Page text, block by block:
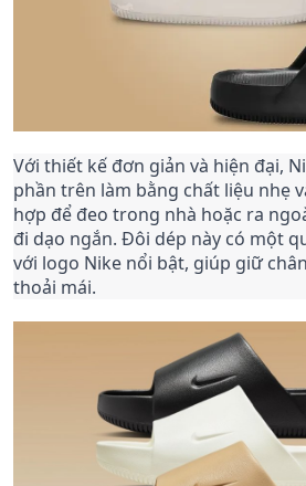
Với thiết kế đơn giản và hiện đại,
phần trên làm bằng chất liệu nhẹ
hợp để đeo trong nhà hoặc ra
đi dạo ngắn. Đôi dép này có một
với logo Nike nổi bật, giúp giữ
thoải mái.